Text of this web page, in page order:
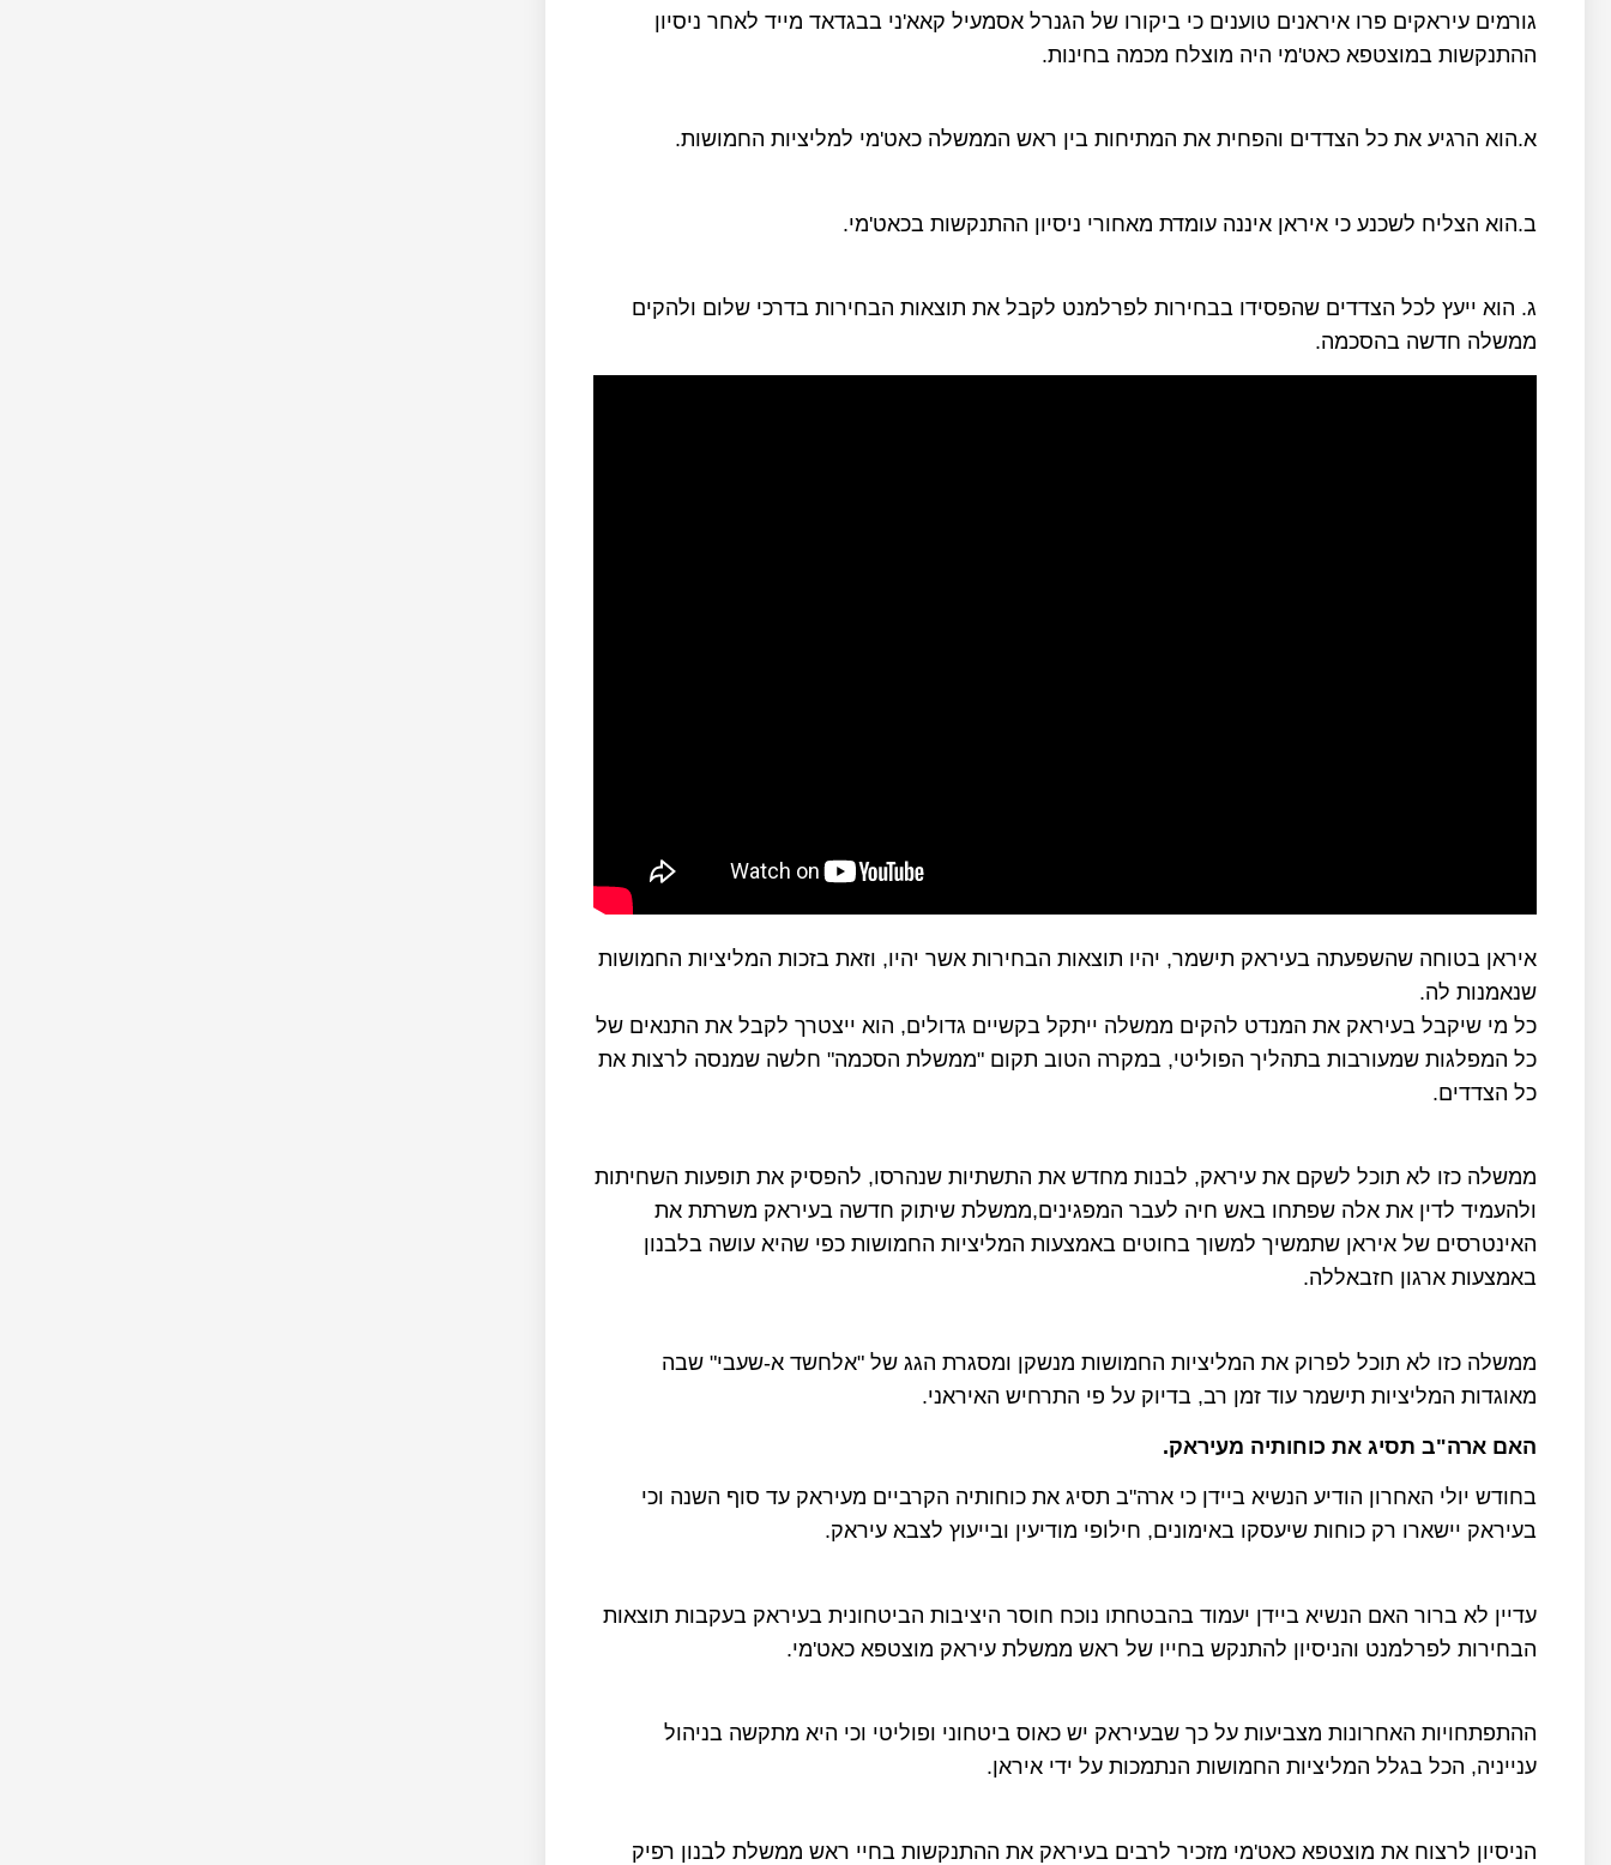
גורמים עיראקים פרו איראנים טוענים כי ביקורו של הגנרל אסמעיל קאא'ני בבגדאד מייד לאחר ניסיון
ההתנקשות במוצטפא כאט'מי היה מוצלח מכמה בחינות.
א.הוא הרגיע את כל הצדדים והפחית את המתיחות בין ראש הממשלה כאט'מי למליציות החמושות.
ב.הוא הצליח לשכנע כי איראן איננה עומדת מאחורי ניסיון ההתנקשות בכאט'מי.
ג. הוא ייעץ לכל הצדדים שהפסידו בבחירות לפרלמנט לקבל את תוצאות הבחירות בדרכי שלום ולהקים
ממשלה חדשה בהסכמה.
איראן בטוחה שהשפעתה בעיראק תישמר, יהיו תוצאות הבחירות אשר יהיו, וזאת בזכות המליציות החמושות
שנאמנות לה.
כל מי שיקבל בעיראק את המנדט להקים ממשלה ייתקל בקשיים גדולים, הוא ייצטרך לקבל את התנאים של
כל המפלגות שמעורבות בתהליך הפוליטי, במקרה הטוב תקום "ממשלת הסכמה" חלשה שמנסה לרצות את
כל הצדדים.
ממשלה כזו לא תוכל לשקם את עיראק, לבנות מחדש את התשתיות שנהרסו, להפסיק את תופעות השחיתות
ולהעמיד לדין את אלה שפתחו באש חיה לעבר המפגינים,ממשלת שיתוק חדשה בעיראק משרתת את
האינטרסים של איראן שתמשיך למשוך בחוטים באמצעות המליציות החמושות כפי שהיא עושה בלבנון
באמצעות ארגון חזבאללה.
ממשלה כזו לא תוכל לפרוק את המליציות החמושות מנשקן ומסגרת הגג של "אלחשד א-שעבי" שבה
מאוגדות המליציות תישמר עוד זמן רב, בדיוק על פי התרחיש האיראני.
האם ארה"ב תסיג את כוחותיה מעיראק.
בחודש יולי האחרון הודיע הנשיא ביידן כי ארה"ב תסיג את כוחותיה הקרביים מעיראק עד סוף השנה וכי
בעיראק יישארו רק כוחות שיעסקו באימונים, חילופי מודיעין ובייעוץ לצבא עיראק.
עדיין לא ברור האם הנשיא ביידן יעמוד בהבטחתו נוכח חוסר היציבות הביטחונית בעיראק בעקבות תוצאות
הבחירות לפרלמנט והניסיון להתנקש בחייו של ראש ממשלת עיראק מוצטפא כאט'מי.
ההתפתחויות האחרונות מצביעות על כך שבעיראק יש כאוס ביטחוני ופוליטי וכי היא מתקשה בניהול
ענייניה, הכל בגלל המליציות החמושות הנתמכות על ידי איראן.
הניסיון לרצוח את מוצטפא כאט'מי מזכיר לרבים בעיראק את ההתנקשות בחיי ראש ממשלת לבנון רפיק